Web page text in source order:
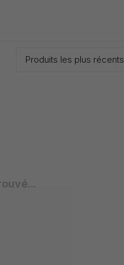
Produits les plus récents